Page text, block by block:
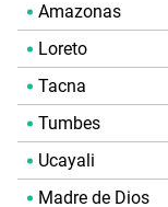
Amazonas
Loreto
Tacna
Tumbes
Ucayali
Madre de Dios